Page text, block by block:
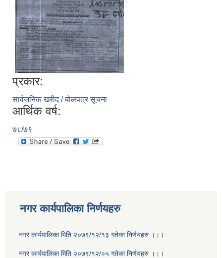
प्रकार:
सार्वजनिक खरीद / बोलपत्र सूचना
आर्थिक वर्ष:
७८/७९
नगर कार्यपालिका निर्णयहरु
नगर कार्यपालिका मिति २०७९/१२/१३ गतेका निर्णयहरु ।।।
नगर कार्यपालिका मिति २०७९/१२/०५ गतेका निर्णयहरु ।।।